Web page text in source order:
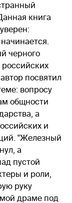
книга
черного
российских
посвятил
вопросу
общности
а
и
"Железный
а
пустой
и роли,
руку
драме под